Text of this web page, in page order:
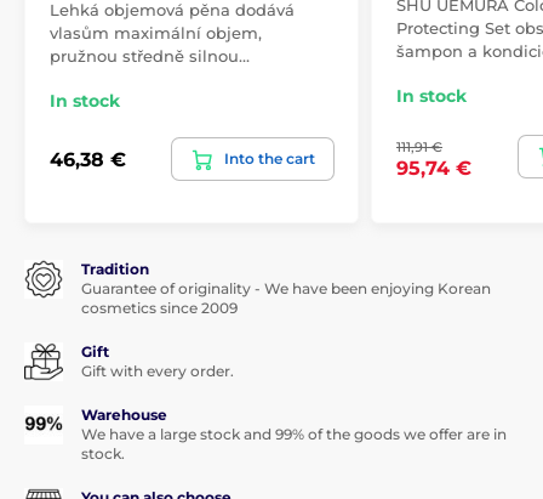
Lehká objemová pěna dodává
vlasům maximální objem,
pružnou středně silnou…
In stock
46,38 € Into the cart
SHU UEMURA
Protecting Set
šampon a
In stock
111,91 €
95,74 €
Tradition
Guarantee of originality - We have been enjoying Korean
cosmetics since 2009
Gift
Gift with every order.
Warehouse
We have a large stock and 99% of the goods we offer are in
stock.